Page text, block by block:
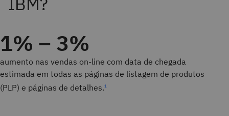
1% – 3%
aumento nas vendas on-line com data de chegada
estimada em todas as páginas de listagem de produtos
(PLP) e páginas de detalhes.1